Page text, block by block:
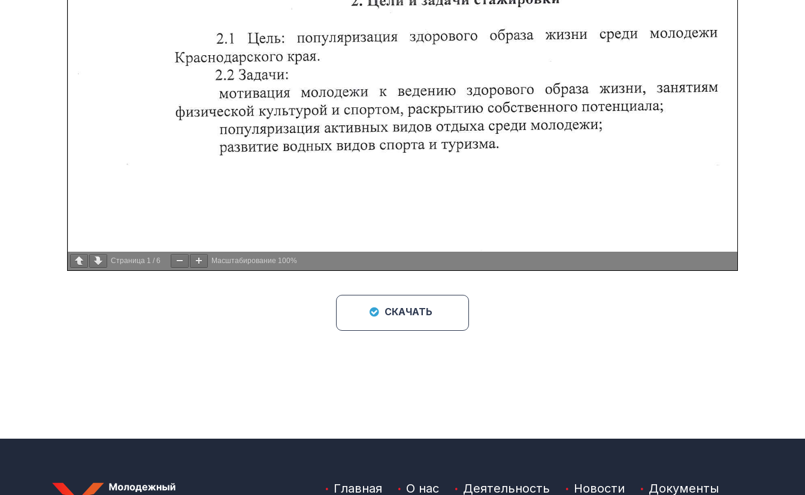
Страница 1 / 6 Масштабирование 100%
СКАЧАТЬ
Главная О нас Деятельность Новости Документы